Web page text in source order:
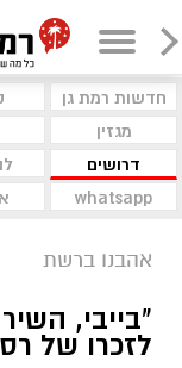
חדשות רמת גן
מגזין
דרושים
whatsapp
אהבנו ברשת
"בייבי,
לזכרו של